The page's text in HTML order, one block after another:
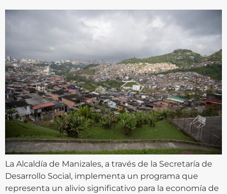
La Alcaldía de Manizales, a través de la Secretaría de
Desarrollo Social, implementa un programa que
representa un alivio significativo para la economía de